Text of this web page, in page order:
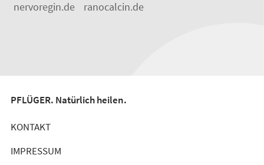
nervoregin.de
ranocalcin.de
PFLÜGER. Natürlich heilen.
KONTAKT
IMPRESSUM